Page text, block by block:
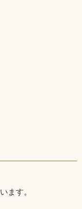
ます。